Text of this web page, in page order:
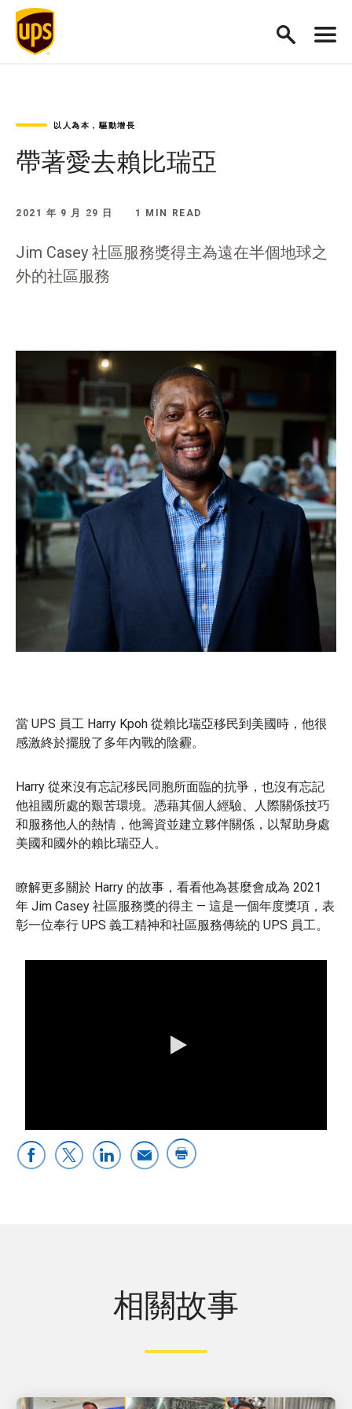
以人為本，驅動增長
帶著愛去賴比瑞亞
2021 年 9 月 29 日 1 MIN READ
Jim Casey 社區服務獎得主為遠在半個地球之
外的社區服務
當 UPS 員工 Harry Kpoh 從賴比瑞亞移民到美國時，他很
感激終於擺脫了多年內戰的陰霾。
Harry 從來沒有忘記移民同胞所面臨的抗爭，也沒有忘記
他祖國所處的艱苦環境。憑藉其個人經驗、人際關係技巧
和服務他人的熱情，他籌資並建立夥伴關係，以幫助身處
美國和國外的賴比瑞亞人。
瞭解更多關於 Harry 的故事，看看他為甚麼會成為 2021
年 Jim Casey 社區服務獎的得主 — 這是一個年度獎項，表
彰一位奉行 UPS 義工精神和社區服務傳統的 UPS 員工。
相關故事